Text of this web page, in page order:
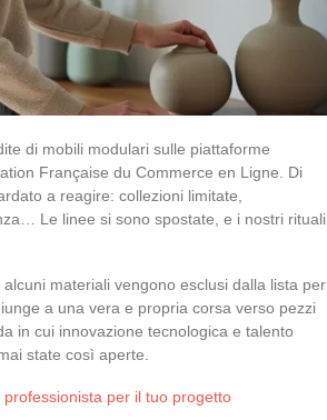
di mobili modulari sulle piattaforme
Française du Commerce en Ligne. Di
a reagire: collezioni limitate,
Le linee si sono spostate, e i nostri rituali
materiali vengono esclusi dalla lista per
a una vera e propria corsa verso pezzi
in cui innovazione tecnologica e talento
state così aperte.
per il tuo progetto